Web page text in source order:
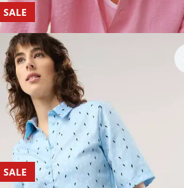
16 von 24.
SALE
Polo Bluse
4,6 (16)
139,99
Fr. 59,99 (-57%)
SALE